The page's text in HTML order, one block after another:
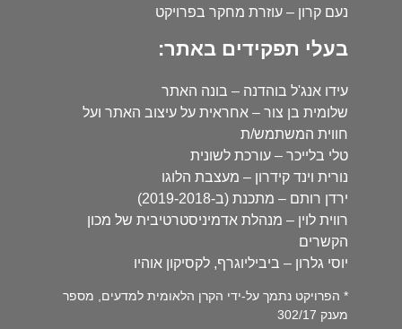
נעם קרון – עוזרת מחקר בפרויקט
בעלי תפקידים באתר:
עידו אנג'ל בוהדנה – בונה האתר
שלומית בן צור – אחראית על עיצוב האתר ועל
חווית המשתמש/ת
טלי בלייכר – עורכת לשונית
נורית וינד קידרון – מעצבת הלוגו
ירדן רותם – מתכנת (ב-2019-2018)
רווית לוין – מנהלת אדמיניסטרטיבית של מכון
הקשרים
יוסי גלרון – ביביליוגרף, לקסיקון אוהיו
* הפרויקט נתמך על-ידי הקרן הלאומית למדעים, מספר
מענק 302/17